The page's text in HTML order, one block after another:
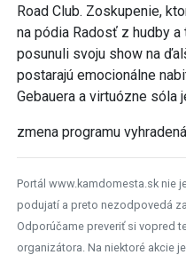
Road Club. Zoskupenie,
na pódia Radosť z hudby a
posunuli svoju show na
postarajú emocionálne
Gebauera a virtuózne sóla
zmena programu vyhradená
Portál www.kamdomesta.sk nie
podujatí a preto nezodpovedá
Odporúčame preveriť si vopred
organizátora. Na niektoré akcie